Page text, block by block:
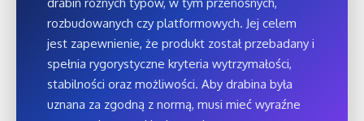
rozbudowanych czy platformowych. Jej celem
jest zapewnienie, że produkt został przebadany i
spełnia rygorystyczne kryteria wytrzymałości,
stabilności oraz możliwości. Aby drabina była
uznana za zgodną z normą, musi mieć wyraźne